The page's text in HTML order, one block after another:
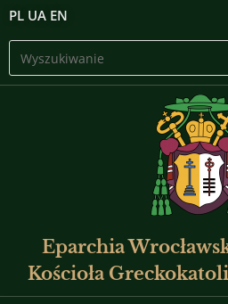
PL UA EN
Eparchia
Kościoła